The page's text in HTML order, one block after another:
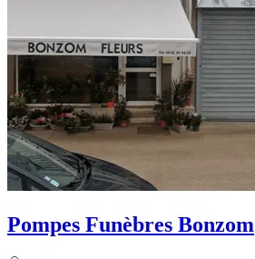
Pompes Funèbres Bonzom